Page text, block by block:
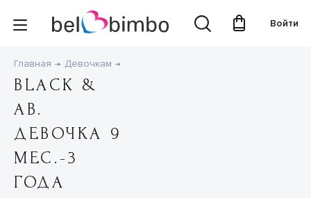
Войти
Главная Девочкам
BLACK &
AB.
ДЕВОЧКА 9
МЕС.-3
ГОДА